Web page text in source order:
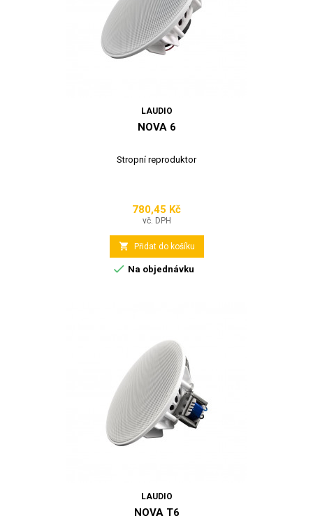
LAUDIO
NOVA 6
Stropní reproduktor
Cena
780,45 Kč
vč. DPH
 Přidat do košíku
 Na objednávku
LAUDIO
NOVA T6